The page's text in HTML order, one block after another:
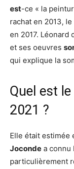
est-ce « la
rachat en 2013,
en 2017. Léonard
et ses oeuvres
qui explique la
Quel est
2021 ?
Elle était estimée
Joconde a connu
particulièrement